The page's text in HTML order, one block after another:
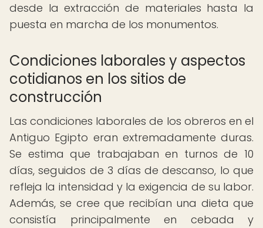
desde la extracción de materiales hasta la
puesta en marcha de los monumentos.
Condiciones laborales y aspectos
cotidianos en los sitios de
construcción
Las condiciones laborales de los obreros en el
Antiguo Egipto eran extremadamente duras.
Se estima que trabajaban en turnos de 10
días, seguidos de 3 días de descanso, lo que
refleja la intensidad y la exigencia de su labor.
Además, se cree que recibían una dieta que
consistía principalmente en cebada y